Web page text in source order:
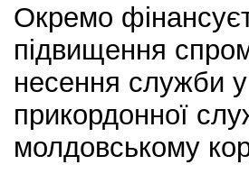
Окремо
підвищення
несення служби у
прикордонної
молдовському